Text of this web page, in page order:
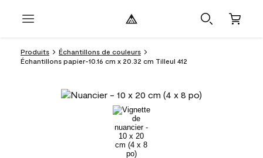
Produits
Échantillons de couleurs
Échantillons papier-10.16 cm x 20.32 cm Tilleul 412